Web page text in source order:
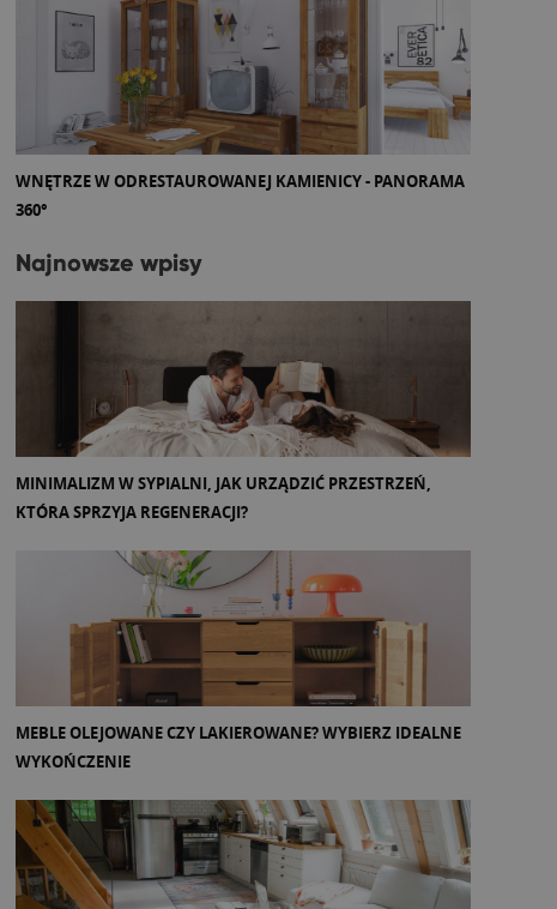
WNĘTRZE W ODRESTAUROWANEJ KAMIENICY - PANORAMA
360°
Najnowsze wpisy
MINIMALIZM W SYPIALNI, JAK URZĄDZIĆ PRZESTRZEŃ,
KTÓRA SPRZYJA REGENERACJI?
MEBLE OLEJOWANE CZY LAKIEROWANE? WYBIERZ IDEALNE
WYKOŃCZENIE